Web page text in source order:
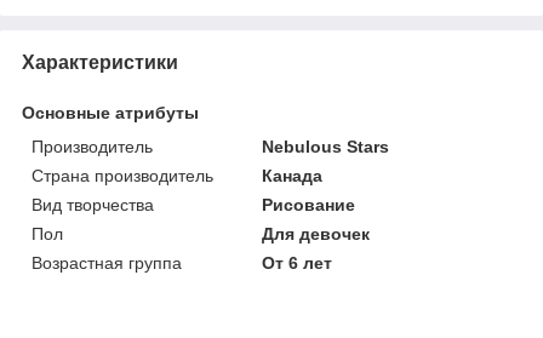
Характеристики
Основные атрибуты
Производитель
Nebulous Stars
Страна производитель
Канада
Вид творчества
Рисование
Пол
Для девочек
Возрастная группа
От 6 лет